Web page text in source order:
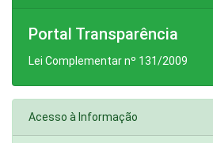
Portal Transparência
Lei Complementar nº 131/2009
Acesso à Informação